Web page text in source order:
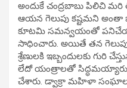
అందుకే చంద్రబాబు పిలిచి
ఆయన గెలుపు కష్టమని
కూటమి సమన్వయంతో
సాధించారు. అయితే తన
శ్రేణులకి ఇబ్బందులకు గురి
లేదో యంత్రాలతో
చేశారు. డ్వాక్రా మహిళా